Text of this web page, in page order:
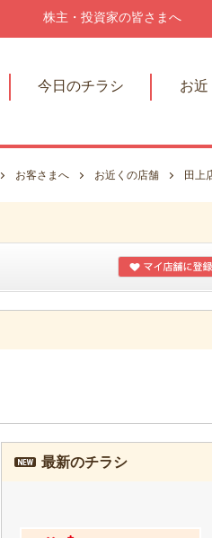
株主・投資家の皆さまへ
今日のチラシ お近
お客さまへ お近くの店舗 田上
最新のチラシ